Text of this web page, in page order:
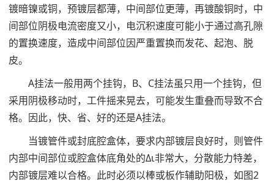
镀暗镍或铜，预镀层都薄，中间部位更薄，再镀酸铜时，中
间部位阴极电流密度又小，电沉积速度可能小于通过高孔隙
的置换速度，造成中间部位因严重置换而发花、起泡、脱
皮。
A挂法一般用两个挂钩，B、C挂法虽只用一个挂钩，但
采用阴极移动时，工件摇来晃去，可能发生重叠而导致不合
格。因此，快、省、好的还是A挂法。
当镀管件或封底腔盒体，要求内部镀层良好时，则管件
内部中间部位或腔盒体底角处的Δι非常大，分散能力特差，
内部镀层难以合格。此时必须以棒或板作辅助阳极，如图2